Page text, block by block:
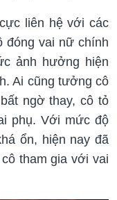
liên hệ với các
đóng vai nữ chính
ảnh hưởng hiện
Ai cũng tưởng cô
ngờ thay, cô tỏ
phụ. Với mức độ
ổn, hiện nay đã
tham gia với vai